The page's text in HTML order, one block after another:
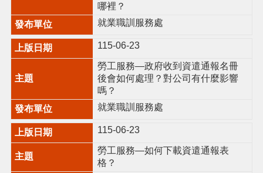
資
料
開
放
告
哪裡？
就業職訓服務處
115-06-23
勞工服務—政府收到資遣通報名冊
後會如何處理？對公司有什麼影響
嗎？
就業職訓服務處
115-06-23
勞工服務—如何下載資遣通報表
格？